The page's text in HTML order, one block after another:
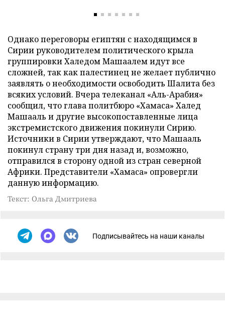
Однако переговоры египтян с находящимся в
Сирии руководителем политического крыла
группировки Халедом Машаалем идут все
сложней, так как палестинец не желает публично
заявлять о необходимости освободить Шалита без
всяких условий. Вчера телеканал «Аль-Арабия»
сообщил, что глава политбюро «Хамаса» Халед
Машааль и другие высокопоставленные лица
экстремистского движения покинули Сирию.
Источники в Сирии утверждают, что Машааль
покинул страну три дня назад и, возможно,
отправился в сторону одной из стран северной
Африки. Представители «Хамаса» опровергли
данную информацию.
Текст: Ольга Дмитриева
Подписывайтесь на наши каналы